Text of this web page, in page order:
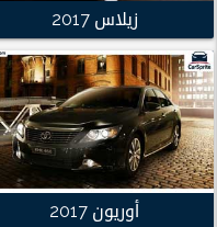
زيلاس 2017
أوريون 2017